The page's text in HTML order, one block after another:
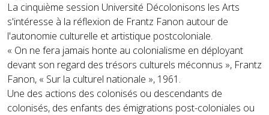
La cinquième session Université Décolonisons les Arts
s'intéresse à la réflexion de Frantz Fanon autour de
l'autonomie culturelle et artistique postcoloniale.
« On ne fera jamais honte au colonialisme en déployant
devant son regard des trésors culturels méconnus », Frantz
Fanon, « Sur la culturel nationale », 1961.
Une des actions des colonisés ou descendants de
colonisés, des enfants des émigrations post-coloniales ou